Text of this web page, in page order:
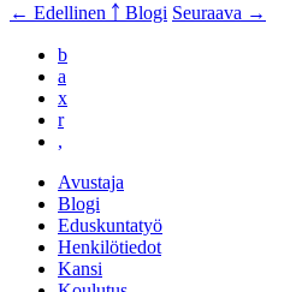
← Edellinen ￪ Blogi Seuraava →
b
a
x
r
,
Avustaja
Blogi
Eduskuntatyö
Henkilötiedot
Kansi